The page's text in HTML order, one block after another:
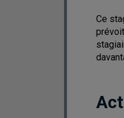
Ce